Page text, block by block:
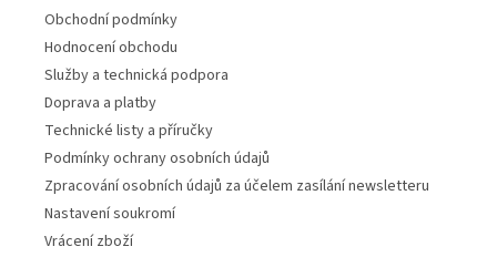
Obchodní podmínky
Hodnocení obchodu
Služby a technická podpora
Doprava a platby
Technické listy a příručky
Podmínky ochrany osobních údajů
Zpracování osobních údajů za účelem zasílání newsletteru
Nastavení soukromí
Vrácení zboží